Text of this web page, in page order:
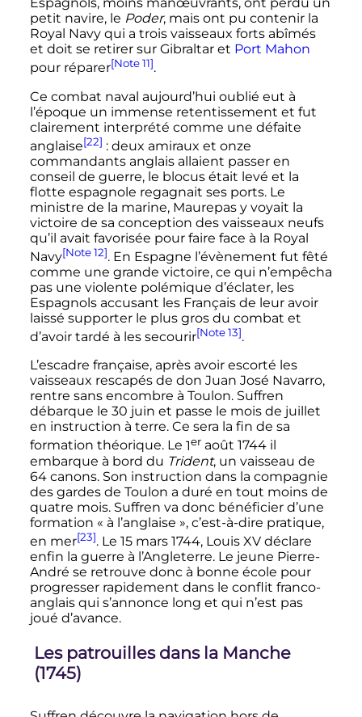
petit navire, le Poder, mais ont pu contenir la
Royal Navy qui a trois vaisseaux forts abîmés
et doit se retirer sur Gibraltar et Port Mahon
pour réparer[Note 11].
Ce combat naval aujourd’hui oublié eut à
l’époque un immense retentissement et fut
clairement interprété comme une défaite
anglaise[22] : deux amiraux et onze
commandants anglais allaient passer en
conseil de guerre, le blocus était levé et la
flotte espagnole regagnait ses ports. Le
ministre de la marine, Maurepas y voyait la
victoire de sa conception des vaisseaux neufs
qu’il avait favorisée pour faire face à la Royal
Navy[Note 12]. En Espagne l’évènement fut fêté
comme une grande victoire, ce qui n’empêcha
pas une violente polémique d’éclater, les
Espagnols accusant les Français de leur avoir
laissé supporter le plus gros du combat et
d’avoir tardé à les secourir[Note 13].
L’escadre française, après avoir escorté les
vaisseaux rescapés de don Juan José Navarro,
rentre sans encombre à Toulon. Suffren
débarque le 30 juin et passe le mois de juillet
en instruction à terre. Ce sera la fin de sa
formation théorique. Le 1eraoût 1744 il
embarque à bord du Trident, un vaisseau de
64 canons. Son instruction dans la compagnie
des gardes de Toulon a duré en tout moins de
quatre mois. Suffren va donc bénéficier d’une
formation « à l’anglaise », c’est-à-dire pratique,
en mer[23]. Le 15 mars 1744, Louis XVdéclare
enfin la guerre à l’Angleterre. Le jeune Pierre-
André se retrouve donc à bonne école pour
progresser rapidement dans le conflit franco-
anglais qui s’annonce long et qui n’est pas
joué d’avance.
Les patrouilles dans la Manche
(1745)